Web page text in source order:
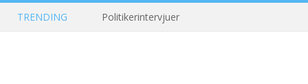
TRENDING Politikerintervjuer